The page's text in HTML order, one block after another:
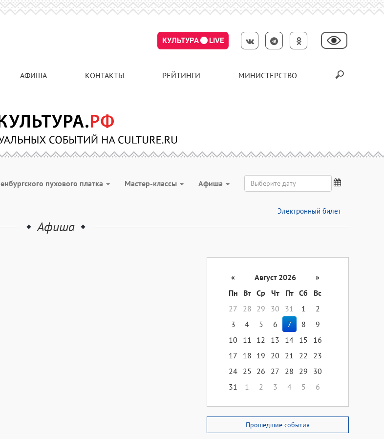
КУЛЬТУРА LIVE
АФИША КОНТАКТЫ РЕЙТИНГИ МИНИСТЕРСТВО
пухового платка Мастер-классы Aфиша
Электронный билет
Афиша
« Август 2026
»
Пн
Вт Ср Чт Пт Сб
Вс
27
28 29 30 31 1
2
3
4 5 6 7 8
9
10
11 12 13 14 15
16
17
18 19 20 21 22
23
24 25 26 27 28 29
30
31
1 2 3 4 5 6
Прошедшие события